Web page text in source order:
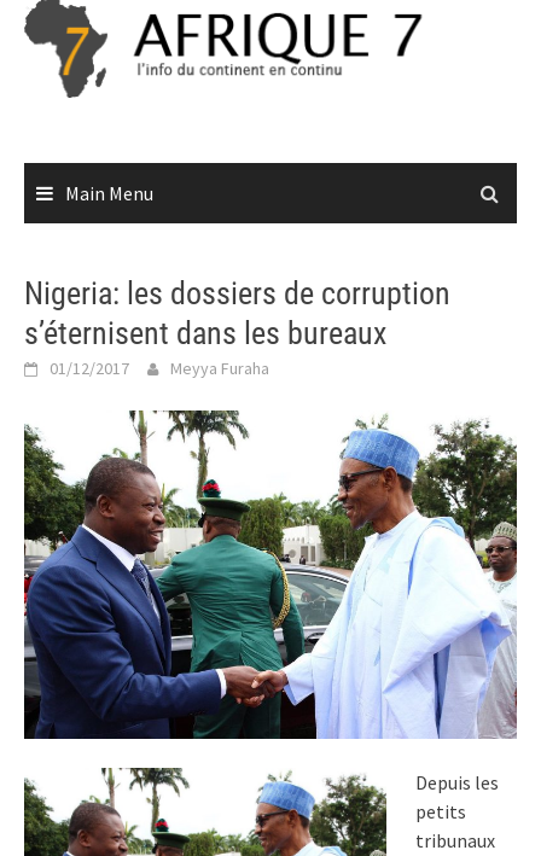
Skip
content
Main Menu
Nigeria: les dossiers de corruption
s’éternisent dans les bureaux
01/12/2017 Meyya Furaha
Depuis les
petits
tribunaux